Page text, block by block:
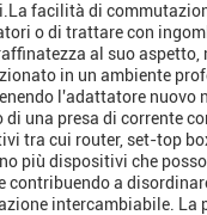
facilità di
o di trattare con
al suo
in un ambiente
l'adattatore nuovo
una presa di corrente
tra cui router, set-top
più dispositivi che
a
intercambiabile.